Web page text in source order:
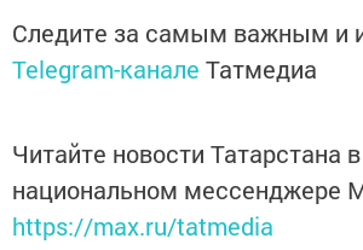
Следите за самым важным и
Telegram-канале Татмедиа
Читайте новости Татарстана в
национальном мессенджере
https://max.ru/tatmedia